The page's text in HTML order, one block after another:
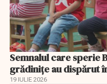
Semnalul care sperie
grădinițe au dispărut
19 IULIE 2026